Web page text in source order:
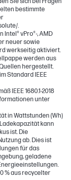
bestimmte
.
vPro®-, AMD
neuer sowie
werkseitig aktiviert.
werden aus
hergestellt.
Standard IEEE
IEEE 1680.1-2018
unter
in Wattstunden (Wh)
kann
ist. Die
ab. Dies ist
für das
geladene
% aus recycelter